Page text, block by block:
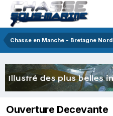
Chasse en Manche - Bretagne Nord
Ouverture Decevante